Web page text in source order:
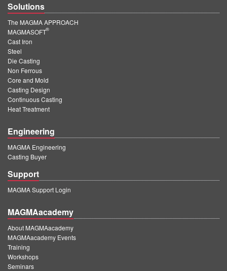
ZH
MAGMA India
MAGMA Korea
EN
KO
Solutions
The MAGMA APPROACH
MAGMASOFT
®
Cast Iron
Steel
Die Casting
Non Ferrous
Core and Mold
Casting Design
Continuous Casting
Heat Treatment
Engineering
MAGMA Engineering
Casting Buyer
Support
MAGMA Support Login
MAGMAacademy
About MAGMAacademy
MAGMAacademy Events
Training
Workshops
Seminars